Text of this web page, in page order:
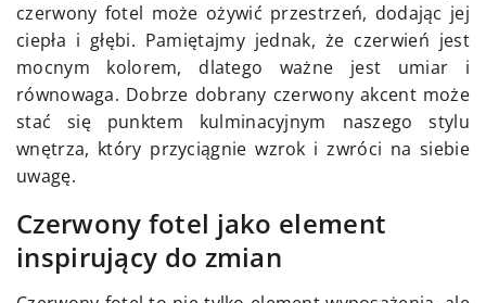
czerwony fotel może ożywić przestrzeń, dodając jej
ciepła i głębi. Pamiętajmy jednak, że czerwień jest
mocnym kolorem, dlatego ważne jest umiar i
równowaga. Dobrze dobrany czerwony akcent może
stać się punktem kulminacyjnym naszego stylu
wnętrza, który przyciągnie wzrok i zwróci na siebie
uwagę.
Czerwony fotel jako element
inspirujący do zmian